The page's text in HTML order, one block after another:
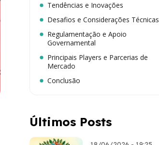
Tendências e Inovações
Desafios e Considerações Técnicas
Regulamentação e Apoio
Governamental
Principais Players e Parcerias de
Mercado
Conclusão
Últimos Posts